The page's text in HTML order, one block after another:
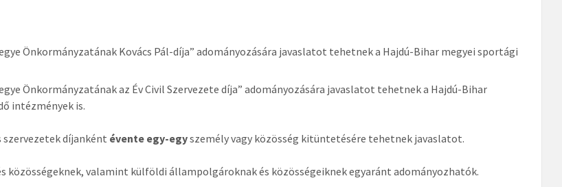
Önkormányzatának Kovács Pál-díja” adományozására javaslatot tehetnek a Hajdú-Bihar megyei sportági
Önkormányzatának az Év Civil Szervezete díja” adományozására javaslatot tehetnek a Hajdú-Bihar
intézmények is.
szervezetek díjanként évente egy-egyszemély vagy közösség kitüntetésére tehetnek javaslatot.
közösségeknek, valamint külföldi állampolgároknak és közösségeiknek egyaránt adományozhatók.